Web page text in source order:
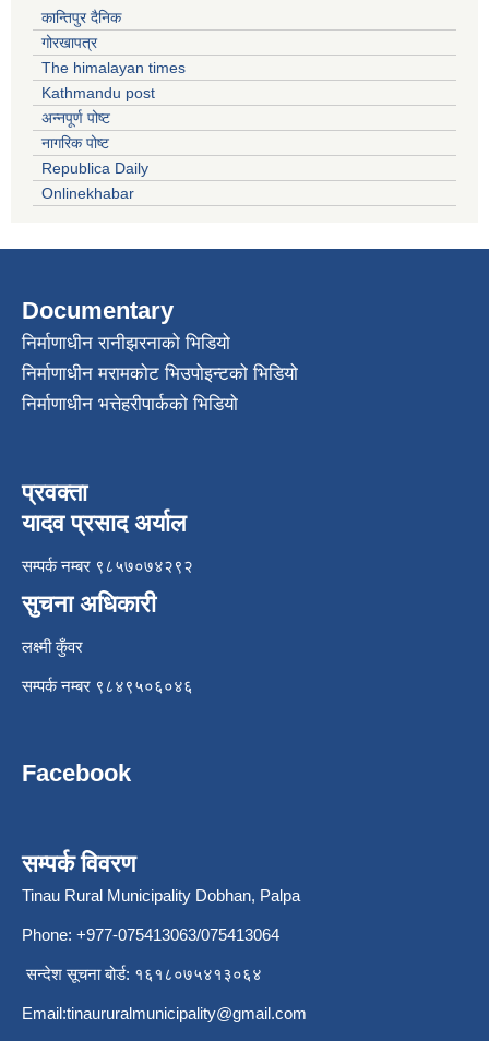
कान्तिपुर दैनिक
गोरखापत्र
The himalayan times
Kathmandu post
अन्नपूर्ण पोष्ट
नागरिक पोष्ट
Republica Daily
Onlinekhabar
Documentary
निर्माणाधीन रानीझरनाको भिडियो
निर्माणाधीन मरामकोट भिउपोइन्टको भिडियो
निर्माणाधीन भत्तेहरीपार्कको भिडियो
प्रवक्ता
यादव प्रसाद अर्याल
सम्पर्क नम्बर ९८५७०७४२९२
सुचना अधिकारी
लक्ष्मी कुँवर
सम्पर्क नम्बर ९८४९५०६०४६
Facebook
सम्पर्क विवरण
Tinau Rural Municipality Dobhan, Palpa
Phone: +977-075413063/075413064
सन्देश सूचना बोर्ड: १६१८०७५४१३०६४
Email:tinaururalmunicipality@gmail.com